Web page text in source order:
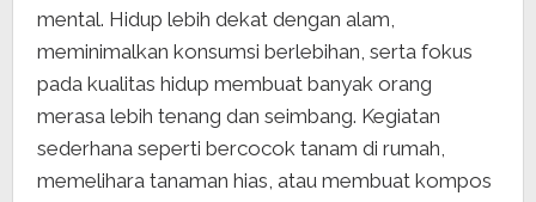
mental. Hidup lebih dekat dengan alam,
meminimalkan konsumsi berlebihan, serta fokus
pada kualitas hidup membuat banyak orang
merasa lebih tenang dan seimbang. Kegiatan
sederhana seperti bercocok tanam di rumah,
memelihara tanaman hias, atau membuat kompos